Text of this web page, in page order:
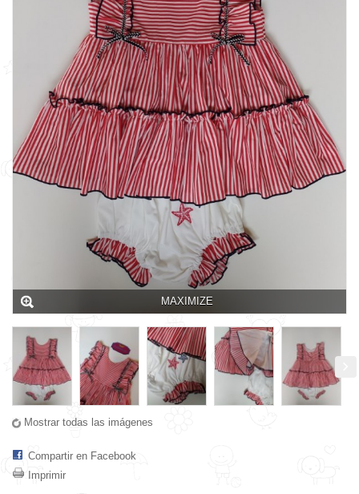
MAXIMIZE
Mostrar todas las imágenes
Compartir en Facebook
Imprimir